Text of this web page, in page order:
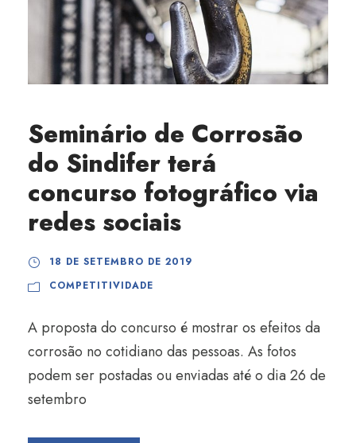
Seminário de Corrosão
do Sindifer terá
concurso fotográfico via
redes sociais
18 DE SETEMBRO DE 2019
COMPETITIVIDADE
A proposta do concurso é mostrar os efeitos da
corrosão no cotidiano das pessoas. As fotos
podem ser postadas ou enviadas até o dia 26 de
setembro